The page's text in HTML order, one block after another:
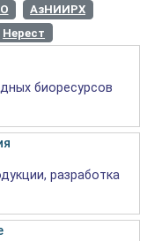
АзНИИРХ
Нерест
биоресурсов
разработка